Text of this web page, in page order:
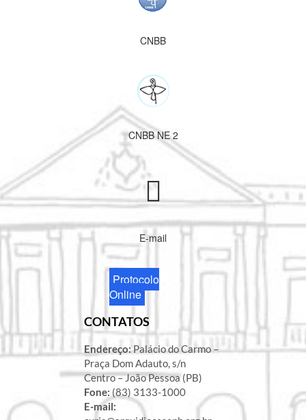
CNBB
CNBB NE 2
E-mail
Protocolo
Online
CONTATOS
Endereço:Palácio do Carmo –
Praça Dom Adauto, s/n
Centro – João Pessoa (PB)
Fone: (83) 3133-1000
E-mail: